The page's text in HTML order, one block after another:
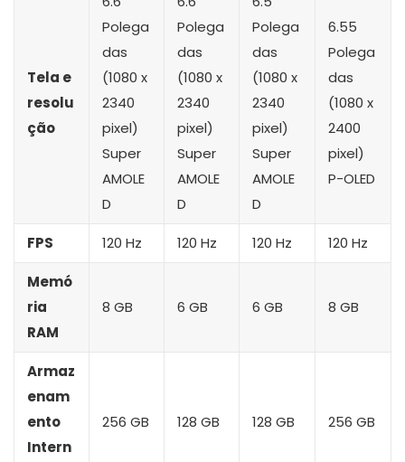
Tela e
resolu
ção
Polega
das
(1080 x
2340
pixel)
Super
AMOLE
D
Polega
das
(1080 x
2340
pixel)
Super
AMOLE
D
Polega
das
(1080 x
2340
pixel)
Super
AMOLE
D
6.55
Polega
das
(1080 x
2400
pixel)
P-OLED
FPS 120 Hz 120 Hz 120 Hz 120 Hz
Memó
ria
RAM
8 GB 6 GB 6 GB 8 GB
Armaz
enam
ento
Intern
256 GB 128 GB 128 GB 256 GB